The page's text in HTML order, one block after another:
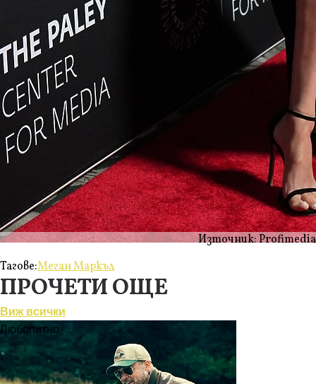
Източник: Profimedia
Тагове:Меган Маркъл
ПРОЧЕТИ ОЩЕ
Виж всички
Любопитно